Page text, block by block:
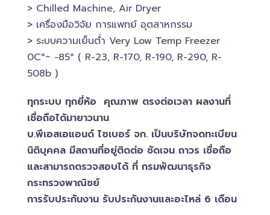
> Chilled​ Machine, Air Dryer
> เครื่องมือวิจัย การแพทย์​ อุตสาหกรรม
> ระบบความเย็นต่ำ Very Low Temp Freezer
0C°~ -​85° ( R-23, R-170, R-190, R-290, R-
508b )
ทุกระบบ ทุกยี่ห้อ คุณภาพ ตรงต่อเวลา ผลงานทึ่
เชื่อถือได้มายาวนาน
บ.พีเอสเอ​แอนด์ ไซเบอร์​ จก. เป็นบริษัทจดทะเบียน
นิติบุคคล​ มีสถานที่อยู่ติดต่อ ชัดเจน ถาวร เชื่อถือ
และสามารถตรวจสอบ​ได้ ที่ กรมพัฒนาธุรกิจ​
กระทรวงพาณิชย์
การรับประกันงาน รับประกันงานและอะไหล่ 6 เดือน